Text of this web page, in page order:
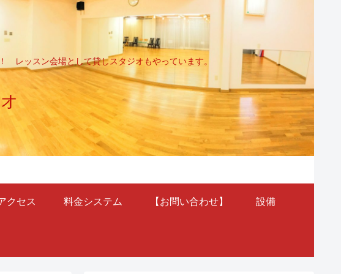
レッスン会場として貸しスタジオもやっています。
クセス 料金システム 【お問い合わせ】 設備